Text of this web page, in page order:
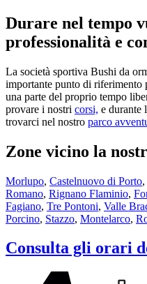
Durare nel tempo
professionalità e
La società sportiva Bushi da
importante punto di
una parte del proprio tempo
provare i nostri corsi, e durante
trovarci nel nostro parco
Zone vicino la
Morlupo, Castelnuovo di Porto,
Romano, Rignano Flaminio,
Fagiano, Tre Pontoni, Valle
Porcino, Stazzo, Montelarco,
Consulta gli orari